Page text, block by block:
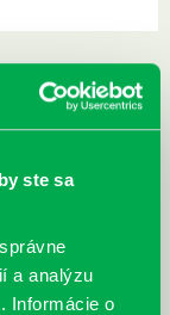
ste sa
a analýzu
Informácie o